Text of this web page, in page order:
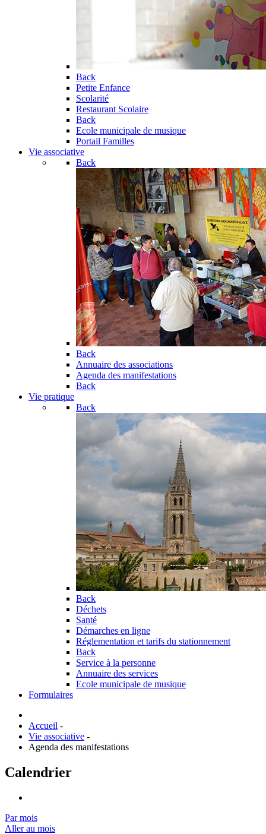
Back
Petite Enfance
Scolarité
Restaurant Scolaire
Back
Ecole municipale de musique
Portail Familles
Vie associative
Back
Back
Annuaire des associations
Agenda des manifestations
Back
Vie pratique
Back
Back
Déchets
Santé
Démarches en ligne
Réglementation et tarifs du stationnement
Back
Service à la personne
Annuaire des services
Ecole municipale de musique
Formulaires
Accueil -
Vie associative -
Agenda des manifestations
Calendrier
Par mois
Aller au mois